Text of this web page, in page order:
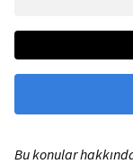
Bu konular